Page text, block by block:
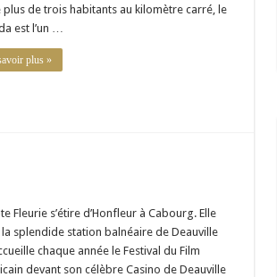
plus de trois habitants au kilomètre carré, le
est l’un …
plus »
Fleurie s’étire d’Honfleur à Cabourg. Elle
splendide station balnéaire de Deauville
chaque année le Festival du Film
devant son célèbre Casino de Deauville